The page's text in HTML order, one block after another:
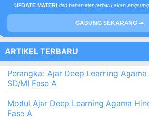
UPDATE MATERI dan bahan ajar terbaru akan
GABUNG SEKARANG ➔
ARTIKEL TERBARU
Perangkat Ajar Deep Learning Agama
SD/MI Fase A
Modul Ajar Deep Learning Agama
Fase A